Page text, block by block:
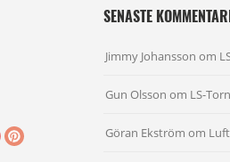
SENASTE
Jimmy Johansson om
Gun Olsson om LS-Torn
Göran Ekström om